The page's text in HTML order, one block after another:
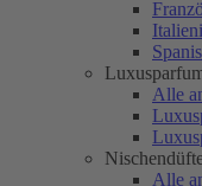
Alle
Alle